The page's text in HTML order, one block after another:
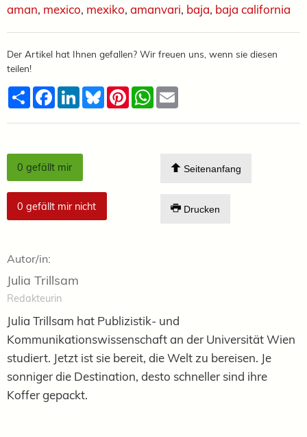
aman, mexico, mexiko, amanvari, baja, baja california
Der Artikel hat Ihnen gefallen? Wir freuen uns, wenn sie diesen
teilen!
TeilenFacebook
LinkedInBlueskyPinterestWhatsApp
0 gefällt mir
0 gefällt mir nicht
Seitenanfang
Drucken
Autor/in:
Julia Trillsam
Redakteurin
Julia Trillsam hat Publizistik- und
Kommunikationswissenschaft an der Universität Wien
studiert. Jetzt ist sie bereit, die Welt zu bereisen. Je
sonniger die Destination, desto schneller sind ihre
Koffer gepackt.